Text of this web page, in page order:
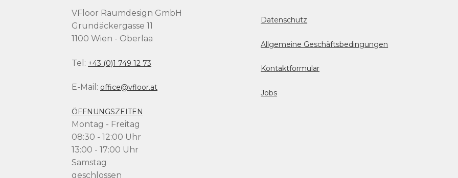
VFloor Raumdesign GmbH
Grundäckergasse 11
1100 Wien - Oberlaa
Tel: +43 (0)1 749 12 73
E-Mail: office@vfloor.at
ÖFFNUNGSZEITEN
Montag - Freitag
08:30 - 12:00 Uhr
13:00 - 17:00 Uhr
Samstag
geschlossen
Datenschutz
Allgemeine Geschäftsbedingungen
Kontaktformular
Jobs